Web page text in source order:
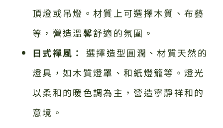
頂燈或吊燈。材質上可選擇木質、布藝
等，營造溫馨舒適的氛圍。
日式禪風：
選擇造型圓潤、材質天然的
燈具，如木質燈罩、和紙燈籠等。燈光
以柔和的暖色調為主，營造寧靜祥和的
意境。